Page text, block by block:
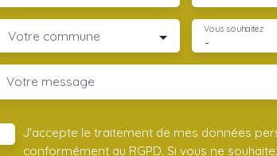
Votre commune -
Vous souhaitez
Votre message
J'accepte le traitement de mes données
conformément au RGPD. Si vous ne